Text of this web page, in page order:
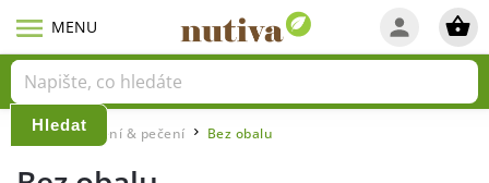
Hledat
Domů / Vaření & pečení Bez obalu